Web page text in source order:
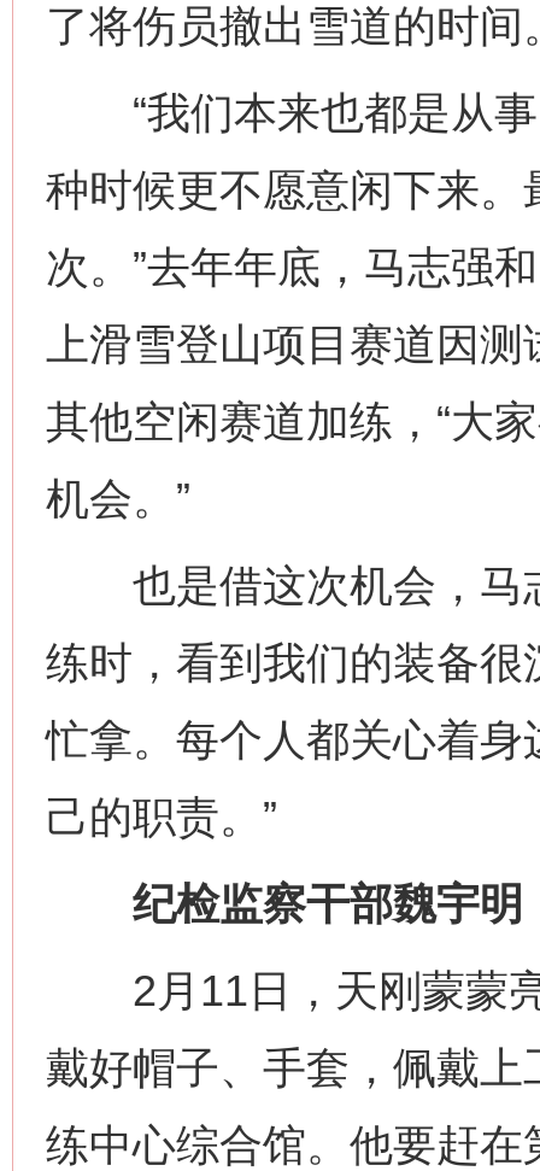
了将伤员撤出雪道的时间
“我们本来也都是从事
种时候更不愿意闲下来
次。”去年年底，马志强
上滑雪登山项目赛道因
其他空闲赛道加练，“大
机会。”
也是借这次机会，马志
练时，看到我们的装备
忙拿。每个人都关心着
己的职责。”
纪检监察干部魏宇明
2月11日，天刚蒙蒙亮
戴好帽子、手套，佩戴
练中心综合馆。他要赶